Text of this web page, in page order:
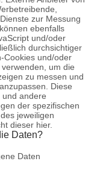
zur Messung
ebenfalls
und/oder
durchsichtiger
Cookies und/oder
um die
zu messen und
Diese
und andere
der spezifischen
jeweiligen
dieser hier.
Daten?
Daten